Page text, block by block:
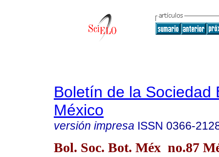
Boletín de la Sociedad
México
versión impresa ISSN 0366-
Bol. Soc. Bot. Méx no.87